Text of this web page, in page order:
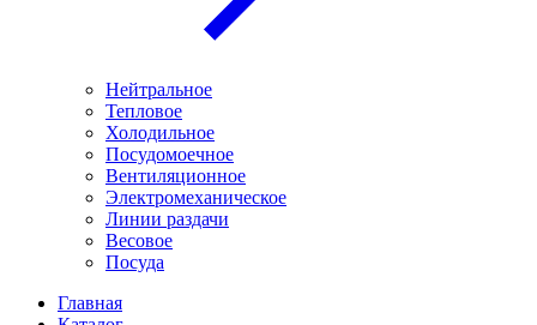
Нейтральное
Тепловое
Холодильное
Посудомоечное
Вентиляционное
Электромеханическое
Линии раздачи
Весовое
Посуда
Главная